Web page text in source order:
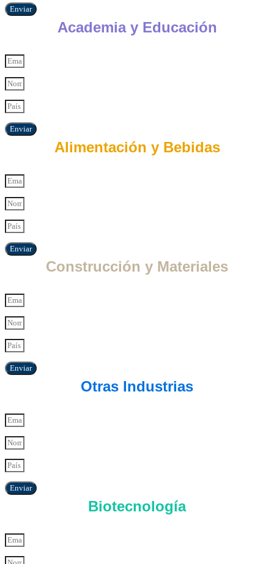
Enviar
Academia y Educación
Enviar
Alimentación y Bebidas
Enviar
Construcción y Materiales
Enviar
Otras Industrias
Enviar
Biotecnología